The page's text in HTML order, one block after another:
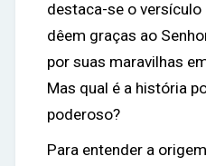
destaca-se o versículo
dêem graças ao
por suas maravilhas
Mas qual é a história
poderoso?
Para entender a